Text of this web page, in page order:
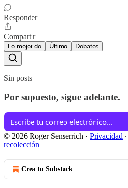
Responder
Compartir
Lo mejor de Último Debates
Sin posts
Por supuesto, sigue adelante.
© 2026 Roger Senserrich · Privacidad ∙
recolección
Crea tu Substack